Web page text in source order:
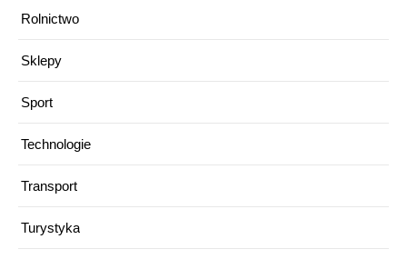
Rolnictwo
Sklepy
Sport
Technologie
Transport
Turystyka